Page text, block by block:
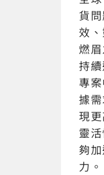
貨
效
燃
持
專
據
現
靈
夠
力。